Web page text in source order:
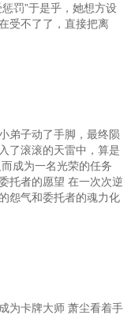
罚”于是乎，她想方设
受不了了，直接把离
弟子动了手脚，最终陨
了滚滚的天雷中，算是
成为一名光荣的任务
托者的愿望 在一次次逆
怨气和委托者的魂力化
为卡牌大师 萧尘看着手